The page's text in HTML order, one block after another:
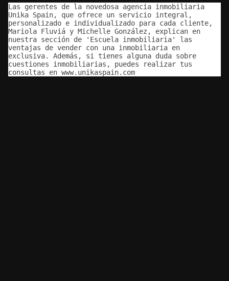
Las gerentes de la novedosa agencia inmobiliaria
Unika Spain, que ofrece un servicio integral,
personalizado e individualizado para cada cliente,
Mariola Fluviá y Michelle González, explican en
nuestra sección de 'Escuela inmobiliaria' las
ventajas de vender con una inmobiliaria en
exclusiva. Además, si tienes alguna duda sobre
cuestiones inmobiliarias, puedes realizar tus
consultas en www.unikaspain.com